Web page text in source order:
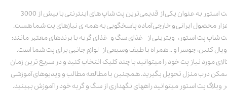
پت استور به عنوان یکی از قدیمی‌ترین پت شاپ های اینترنتی با بیش از 3000
محصول ایرانی و خارجی آماده پاسخگویی به همه ی نیازهای پت شما هست.
شاپ پت استور، ویترینی از غذای سگ و غذای گربه با برندهای معتبر مانند:
کنین، جوسرا و .. همراه با طیف وسیعی از لوازم جانبی برای پت شما است.
مورد نیاز پت خود را میتوانید با چند کلیک انتخاب کنید و در سریع ترین زمان
درب منزل تحویل بگیرید. همچنین با مطالعه مطالب و ویدیوهای آموزشی
وبلاگ پت استور میتوانید راههای نگهداری از سگ و گربه خود را آموزش ببینید.